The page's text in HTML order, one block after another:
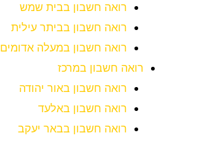
רואה חשבון בבית שמש
רואה חשבון בביתר עילית
רואה חשבון במעלה אדומים
רואה חשבון במרכז
רואה חשבון באור יהודה
רואה חשבון באלעד
רואה חשבון בבאר יעקב